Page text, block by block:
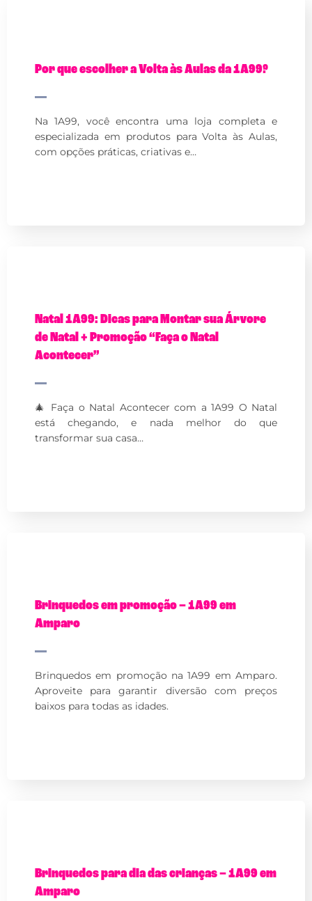
Por que escolher a Volta às Aulas da 1A99?
Na 1A99, você encontra uma loja completa e
especializada em produtos para Volta às Aulas,
com opções práticas, criativas e…
Natal 1A99: Dicas para Montar sua Árvore
de Natal + Promoção “Faça o Natal
Acontecer”
🎄 Faça o Natal Acontecer com a 1A99 O Natal
está chegando, e nada melhor do que
transformar sua casa…
Brinquedos em promoção – 1A99 em
Amparo
Brinquedos em promoção na 1A99 em Amparo.
Aproveite para garantir diversão com preços
baixos para todas as idades.
Brinquedos para dia das crianças – 1A99 em
Amparo